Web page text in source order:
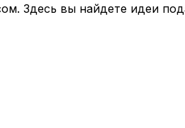
Здесь вы найдете идеи